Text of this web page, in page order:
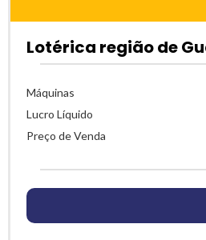
Lotérica região de
Máquinas
Lucro Líquido
Preço de Venda